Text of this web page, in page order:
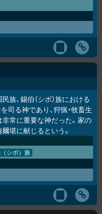
族、錫伯（シボ）族における
司る神であり、狩猟・牧畜生
常に重要な神だった。家の
堪に献じるという。
シボ）族